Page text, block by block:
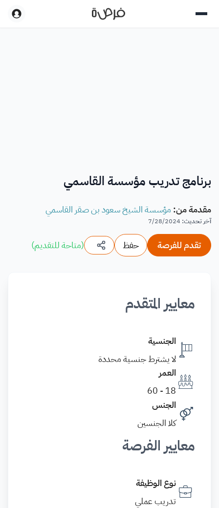
برنامج تدريب مؤسسة القاسمي
مقدمة من: مؤسسة الشيخ سعود بن صقر القاسمي
آخر تحديث:
7/28/2024
تقدم للفرصة حفظ (متاحة للتقديم)
معايير المتقدم
الجنسية
لا يشترط جنسية محددة
العمر
18 - 60
الجنس
كلا الجنسين
معايير الفرصة
نوع الوظيفة
تدريب عملي